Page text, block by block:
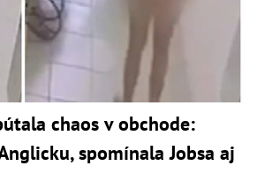
chaos v obchode:
spomínala Jobsa aj